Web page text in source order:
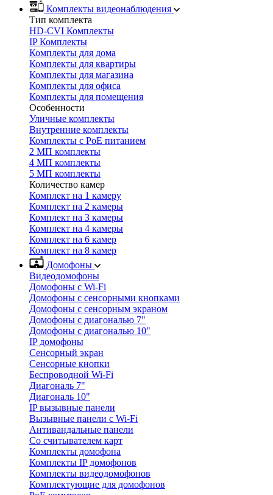
Комплекты видеонаблюдения
Тип комплекта
HD-CVI Комплекты
IP Комплекты
Комплекты для дома
Комплекты для квартиры
Комплекты для магазина
Комплекты для офиса
Комплекты для помещения
Особенности
Уличные комплекты
Внутренние комплекты
Комплекты с PoE питанием
2 МП комплекты
4 МП комплекты
5 МП комплекты
Количество камер
Комплект на 1 камеру
Комплект на 2 камеры
Комплект на 3 камеры
Комплект на 4 камеры
Комплект на 6 камер
Комплект на 8 камер
Домофоны
Видеодомофоны
Домофоны с Wi-Fi
Домофоны с сенсорными кнопками
Домофоны с сенсорным экраном
Домофоны с диагональю 7"
Домофоны с диагональю 10"
IP домофоны
Сенсорный экран
Сенсорные кнопки
Беспроводной Wi-Fi
Диагональ 7"
Диагональ 10"
IP вызывные панели
Вызывные панели с Wi-Fi
Антивандальные панели
Со считывателем карт
Комплекты домофона
Комплекты IP домофонов
Комплекты видеодомофонов
Комплектующие для домофонов